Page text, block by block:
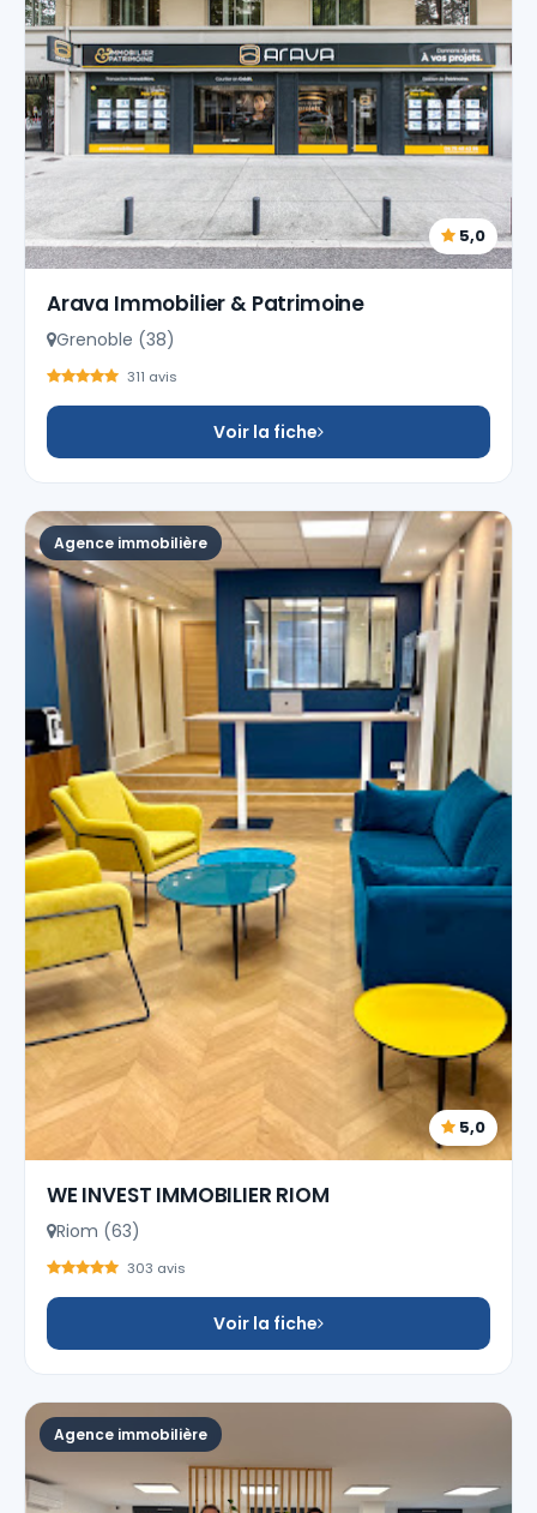
5,0
Arava Immobilier & Patrimoine
Grenoble (38)
311 avis
Voir la fiche
Agence immobilière
5,0
WE INVEST IMMOBILIER RIOM
Riom (63)
303 avis
Voir la fiche
Agence immobilière